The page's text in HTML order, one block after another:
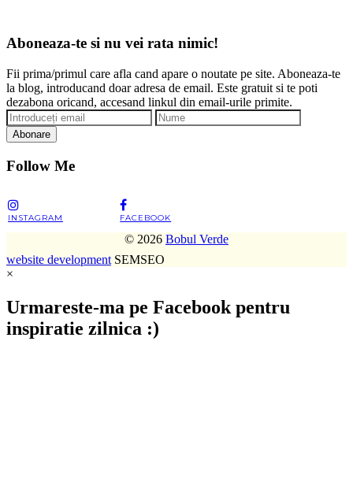
Aboneaza-te si nu vei rata nimic!
Fii prima/primul care afla cand apare o noutate pe site. Aboneaza-te
la blog, introducand doar adresa de email. Este gratuit si te poti
dezabona oricand, accesand linkul din email-urile primite.
Abonare
Follow Me
INSTAGRAM FACEBOOK
© 2026 Bobul Verde
website development SEMSEO
×
Urmareste-ma pe Facebook pentru
inspiratie zilnica :)